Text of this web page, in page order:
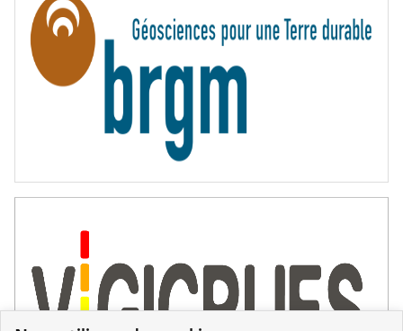
T
É